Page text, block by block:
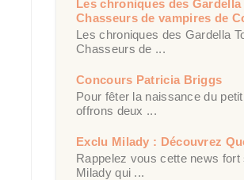
Les chroniques des Gardella
Chasseurs de vampires de
Les chroniques des Gardella
Chasseurs de ...
Concours Patricia Briggs
Pour fêter la naissance du
offrons deux ...
Exclu Milady : Découvrez
Rappelez vous cette news fort
Milady qui ...